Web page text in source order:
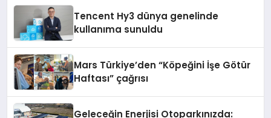
Tencent Hy3 dünya genelinde
kullanıma sunuldu
Mars Türkiye’den “Köpeğini İşe Götür
Haftası” çağrısı
Geleceğin Enerjisi Otoparkınızda: